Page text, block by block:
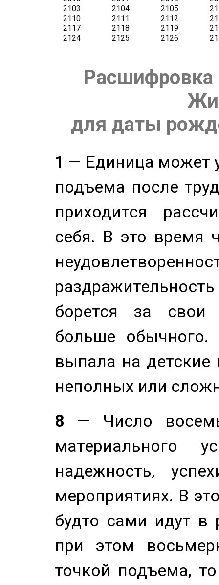
Расшифровка
для даты
1 — Единица может
подъема после
приходится
себя. В это время
борется за свои
больше
выпала на детские
неполных или
8 — Число
материального
надежность,
мероприятиях. В
будто сами идут в
при этом
точкой подъема,